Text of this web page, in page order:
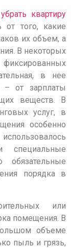
убрать квартиру
от того, какие
их объем, а
В некоторых
в нее
от зарплаты
веществ. В
услуг, в
особенно
специальные
порядка в
или
помещения. В
объеме
пыль и грязь,